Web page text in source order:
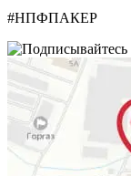
#НПФПАКЕР